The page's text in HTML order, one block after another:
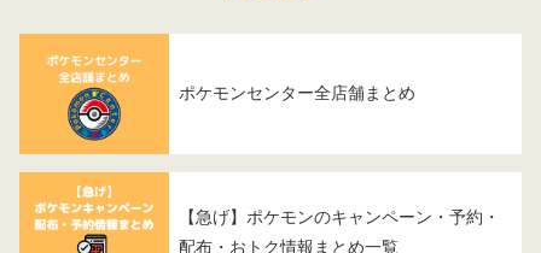
ポケモンセンター全店舗まとめ
【急げ】ポケモンのキャンペーン・予約・
配布・おトク情報まとめ一覧